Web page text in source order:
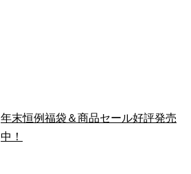
年末恒例福袋＆商品セール好評発売
中！